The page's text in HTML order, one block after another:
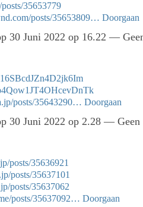
35653779
posts/35653809… Doorgaan
30 Juni 2022 op 16.22 —
posts/35643290… Doorgaan
30 Juni 2022 op 2.28 — Geen
posts/35636921
posts/35637101
posts/35637062
posts/35637092… Doorgaan